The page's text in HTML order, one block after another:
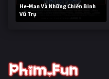
He-Man Và Những Chiến Binh
Vũ Trụ
236,989 lượt xem